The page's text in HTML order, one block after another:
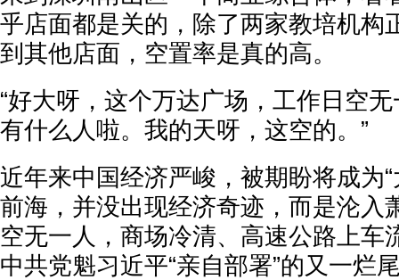
乎店面都是关的，除了两家教培机构
到其他店面，空置率是真的高。
“好大呀，这个万达广场，工作日空
有什么人啦。我的天呀，这空的。”
近年来中国经济严峻，被期盼将成为
前海，并没出现经济奇迹，而是沦
空无一人，商场冷清、高速公路上
中共党魁习近平“亲自部署”的又一烂